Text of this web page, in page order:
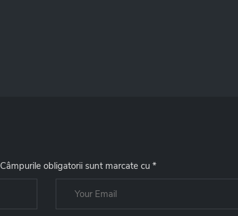
Câmpurile obligatorii sunt marcate cu *